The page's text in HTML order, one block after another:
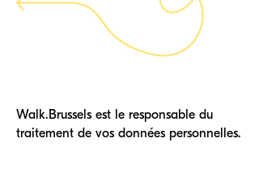
Walk.Brussels est le responsable du
traitement de vos données personnelles.